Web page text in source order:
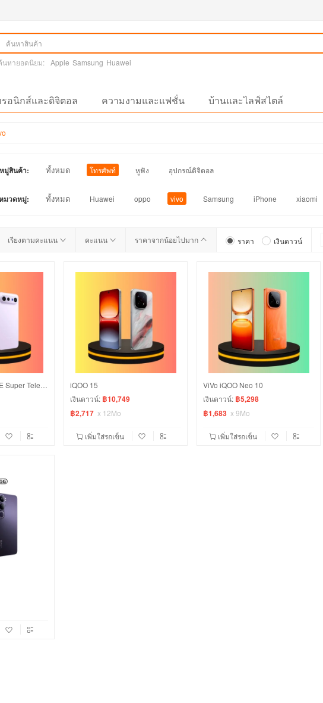
นหายอดนิยม: Apple Samsung Huawei
รอนิกส์และดิจิตอล ความงามและแฟชั่น บ้านและไลฟ์สไตล์
มู่สินค้า: ทั้งหมด โทรศัพท์ หูฟัง อุปกรณ์ดิจิตอล
มวดหมู่: ทั้งหมด Huawei oppo vivo Samsung iPhone xiaomi
เรียงตามคะแนน คะแนน ราคาจากน้อยไปมาก ราคา เงินดาวน์
iQOO 15
เงินดาวน์: ฿10,749
฿2,717 x 12Mo
เพิ่มใส่รถเข็น
ViVo iQOO Neo 10
เงินดาวน์: ฿5,298
฿1,683 x 9Mo
เพิ่มใส่รถเข็น